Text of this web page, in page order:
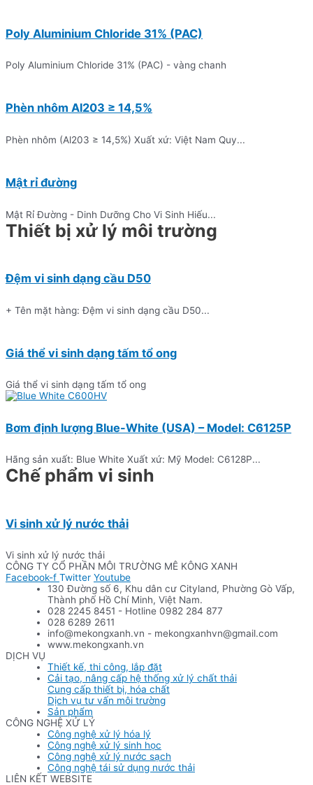
Poly Aluminium Chloride 31% (PAC)
Poly Aluminium Chloride 31% (PAC) - vàng chanh
Phèn nhôm Al203 ≥ 14,5%
Phèn nhôm (Al203 ≥ 14,5%) Xuất xứ: Việt Nam Quy...
Mật rỉ đường
Mật Rỉ Đường - Dinh Dưỡng Cho Vi Sinh Hiếu...
Thiết bị xử lý môi trường
Đệm vi sinh dạng cầu D50
+ Tên mặt hàng: Đệm vi sinh dạng cầu D50...
Giá thể vi sinh dạng tấm tổ ong
Giá thể vi sinh dạng tấm tổ ong
Bơm định lượng Blue-White (USA) – Model: C6125P
Hãng sản xuất: Blue White Xuất xứ: Mỹ Model: C6128P...
Chế phẩm vi sinh
Vi sinh xử lý nước thải
Vi sinh xử lý nước thải
CÔNG TY CỔ PHẦN MÔI TRƯỜNG MÊ KÔNG XANH
Facebook-f Twitter Youtube
130 Đường số 6, Khu dân cư Cityland, Phường Gò Vấp,
Thành phố Hồ Chí Minh, Việt Nam.
028 2245 8451 - Hotline 0982 284 877
028 6289 2611
info@mekongxanh.vn - mekongxanhvn@gmail.com
www.mekongxanh.vn
DỊCH VỤ
Thiết kế, thi công, lắp đặt
Cải tạo, nâng cấp hệ thống xử lý chất thải
Cung cấp thiết bị, hóa chất
Dịch vụ tư vấn môi trường
Sản phẩm
CÔNG NGHỆ XỬ LÝ
Công nghệ xử lý hóa lý
Công nghệ xử lý sinh học
Công nghệ xử lý nước sạch
Công nghệ tái sử dụng nước thải
LIÊN KẾT WEBSITE